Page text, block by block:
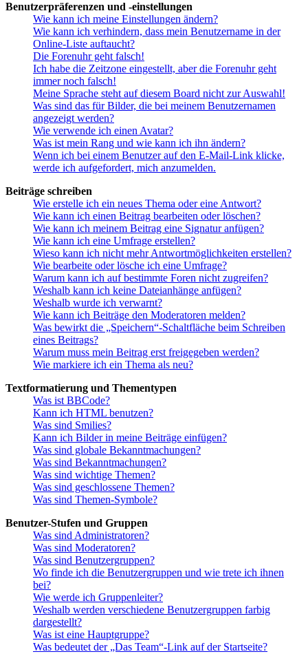
Benutzerpräferenzen und -einstellungen
Wie kann ich meine Einstellungen ändern?
Wie kann ich verhindern, dass mein Benutzername in der
Online-Liste auftaucht?
Die Forenuhr geht falsch!
Ich habe die Zeitzone eingestellt, aber die Forenuhr geht
immer noch falsch!
Meine Sprache steht auf diesem Board nicht zur Auswahl!
Was sind das für Bilder, die bei meinem Benutzernamen
angezeigt werden?
Wie verwende ich einen Avatar?
Was ist mein Rang und wie kann ich ihn ändern?
Wenn ich bei einem Benutzer auf den E-Mail-Link klicke,
werde ich aufgefordert, mich anzumelden.
Beiträge schreiben
Wie erstelle ich ein neues Thema oder eine Antwort?
Wie kann ich einen Beitrag bearbeiten oder löschen?
Wie kann ich meinem Beitrag eine Signatur anfügen?
Wie kann ich eine Umfrage erstellen?
Wieso kann ich nicht mehr Antwortmöglichkeiten erstellen?
Wie bearbeite oder lösche ich eine Umfrage?
Warum kann ich auf bestimmte Foren nicht zugreifen?
Weshalb kann ich keine Dateianhänge anfügen?
Weshalb wurde ich verwarnt?
Wie kann ich Beiträge den Moderatoren melden?
Was bewirkt die „Speichern“-Schaltfläche beim Schreiben
eines Beitrags?
Warum muss mein Beitrag erst freigegeben werden?
Wie markiere ich ein Thema als neu?
Textformatierung und Thementypen
Was ist BBCode?
Kann ich HTML benutzen?
Was sind Smilies?
Kann ich Bilder in meine Beiträge einfügen?
Was sind globale Bekanntmachungen?
Was sind Bekanntmachungen?
Was sind wichtige Themen?
Was sind geschlossene Themen?
Was sind Themen-Symbole?
Benutzer-Stufen und Gruppen
Was sind Administratoren?
Was sind Moderatoren?
Was sind Benutzergruppen?
Wo finde ich die Benutzergruppen und wie trete ich ihnen
bei?
Wie werde ich Gruppenleiter?
Weshalb werden verschiedene Benutzergruppen farbig
dargestellt?
Was ist eine Hauptgruppe?
Was bedeutet der „Das Team“-Link auf der Startseite?